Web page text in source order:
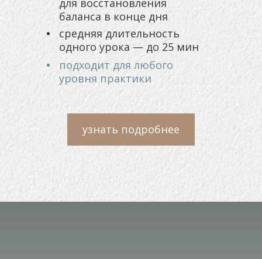
для восстановления
баланса в конце дня
средняя длительность
одного урока — до 25 мин
подходит для любого
уровня практики
узнать подробнее